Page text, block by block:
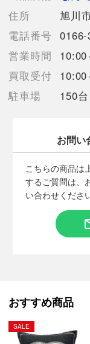
ウール94％/シルク
【使用予定配送業
【こちらの商品は在
ョップと併売を行な
タイミングによりシ
う場合がございます。
【備考/コメント】
毛羽立ち有。ポー
■状態等は画像をご
こちらの商品はお
弊社（株式会社オカ
装サイト』を確認し
当店とは一切関係が
住所
旭川
電話番号
営業時間
買取受付
駐車場
150台
お問い
こちらの商品は
するご質問は、
い合わせくださ
おすすめ商品
SALE